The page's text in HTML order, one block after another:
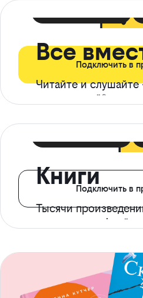
Все
Читайте и
ограничений*
Подключить в
Книги
Тысячи
с доступом офлайн
Подключить в